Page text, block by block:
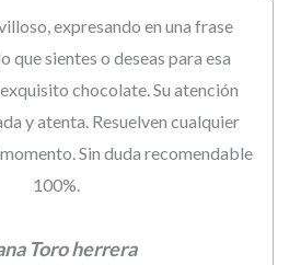
expresando en una frase
que sientes o deseas para esa
chocolate. Su atención
y atenta. Resuelven cualquier
Sin duda recomendable
100%.
Toro herrera